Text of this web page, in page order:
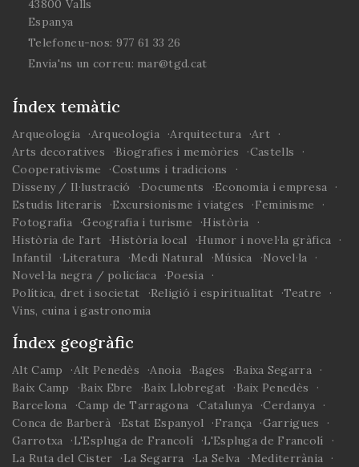
Aquest llibre es basa
en dues anàlisis: d’una
banda, ressegueix la
història del ball de
segle XVII fins a
l’origen dels castells,
60 notícies en total,
de les quals fa una
lectura crítica, que de
vegades no coincideix
amb les
interpretacions
donades fins ara. De
l’altra, l’anàlisi tècnica
es fa a partir de la
descripció i
comparació dels
valencians, les
muixerangues del País
Valencià, les
moixigangues
religioses catalanes i
fins i tot amb els
acròbates del Magreb.
43800 Valls
Espanya
Telefoneu-nos: 977 61 33 26
Envia'ns un correu: mar@tgd.cat
Índex temàtic
Arqueologia Arqueologia Arquitectura
Art
Arts decoratives
Biografies i memòries
Castells
Cooperativisme
Costums i tradicions
Disseny / Il·lustració
Documents
Economia i empresa
Estudis literaris
Excursionisme i viatges
Feminisme
Fotografia
Geografia i turisme
Història
Història de l'art
Història local
Humor i novel·la gràfica
Infantil
Literatura Medi Natural Música
Novel·la
Novel·la negra / policíaca
Poesia
Política, dret i societat
Religió i espiritualitat
Teatre
Vins, cuina i gastronomia
Índex geogràfic
Alt Camp Alt Penedès Anoia Bages
Baixa Segarra
Baix Camp
Baix Ebre Baix Llobregat
Baix Penedès
Barcelona
Camp de Tarragona Catalunya
Cerdanya
Conca de Barberà
Estat Espanyol França
Garrigues
Garrotxa
L'Espluga de Francolí
L'Espluga de Francolí
La Ruta del Cister
La Segarra La Selva
Mediterrània